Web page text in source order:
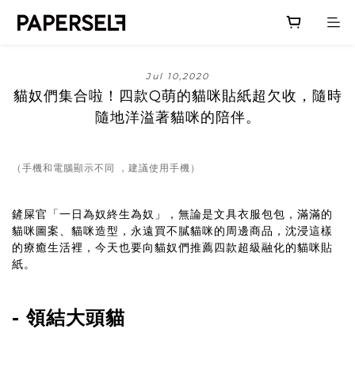
Jul 10,2020
貓奴們集合啦！四款Q萌的貓咪貼紙超欠收，隨時
隨地洋溢著貓咪的陪伴。
（手機和電腦顯示不同 ，建議使用手機）
鏟屎官「一日為奴終生為奴」，無論是文具衣服包包，滿滿的
貓咪圖案、貓咪造型，永遠買不膩貓咪的周邊商品，沈浸這樣
的療癒生活裡，今天也要向貓奴們推薦四款超級融化的貓咪貼
紙。
- 領結大頭貓